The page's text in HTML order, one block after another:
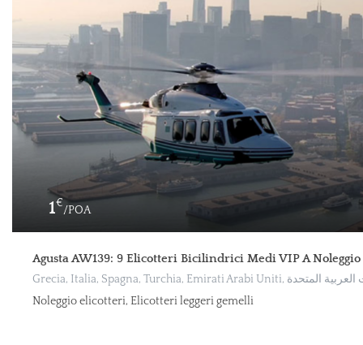
1€
/POA
Agusta AW139: 9 Elicotteri Bicilindrici Medi VIP A Noleggio
Noleggio elicotteri, Elicotteri leggeri gemelli